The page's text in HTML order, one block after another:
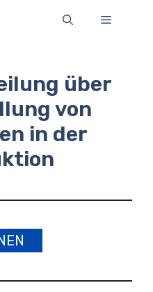
Menü
über
von
in der